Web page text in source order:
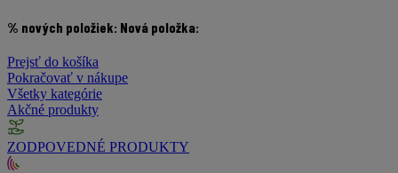
% nových položiek: Nová položka:
Prejsť do košíka
Pokračovať v nákupe
Všetky kategórie
Akčné produkty
ZODPOVEDNÉ PRODUKTY